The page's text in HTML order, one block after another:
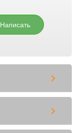
Написать